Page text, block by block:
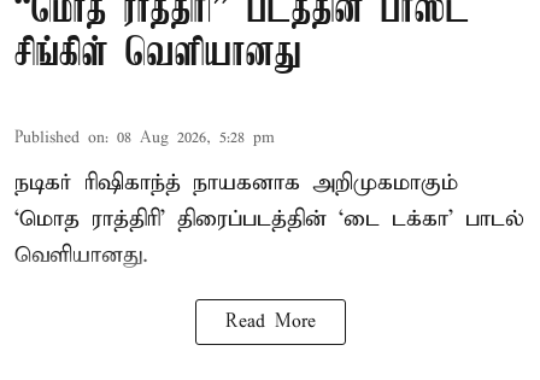
“மொத ராத்திரி” படத்தின் பர்ஸ்ட்
சிங்கிள் வெளியானது
Published on: 08 Aug 2026, 5:28 pm
நடிகர் ரிஷிகாந்த் நாயகனாக அறிமுகமாகும்
‘மொத ராத்திரி’ திரைப்படத்தின் ‘டை டக்கா’ பாடல்
வெளியானது.
Read More